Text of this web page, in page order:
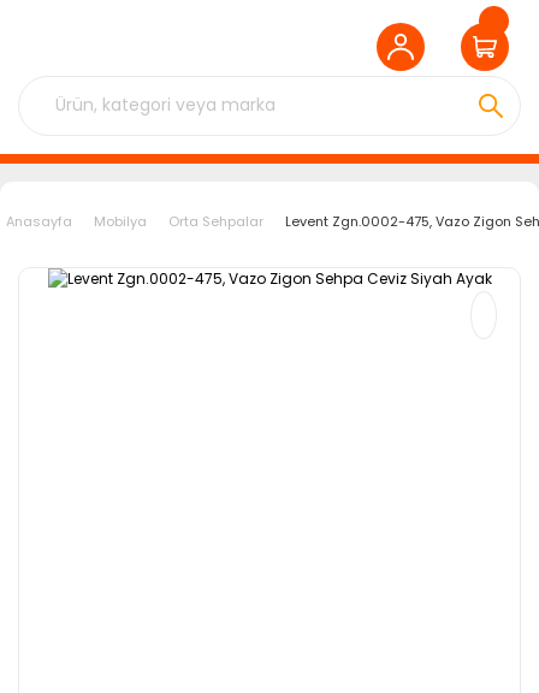
Anasayfa Mobilya Orta Sehpalar Levent Zgn.0002-475, Vazo Zigon